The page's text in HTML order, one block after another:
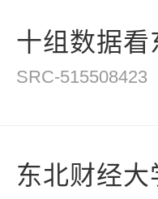
十组数据
SRC-515508423
东北财经